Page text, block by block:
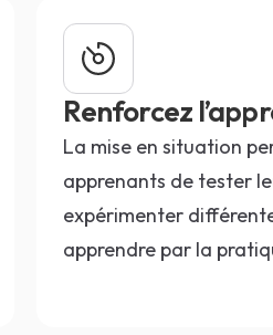
Renforcez
La mise en situation
apprenants de tester
expérimenter
apprendre par la